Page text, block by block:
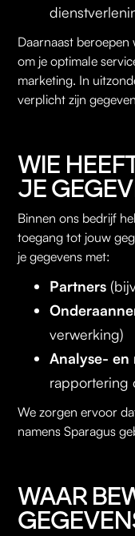
Daarnaast
om je optimale
marketing. In
verplicht zijn
WIE
JE
Binnen ons bedrijf
toegang tot jouw
je gegevens met:
Partners
verwerking)
Analyse- en
rapportering
We zorgen ervoor
namens Sparagus
WAAR